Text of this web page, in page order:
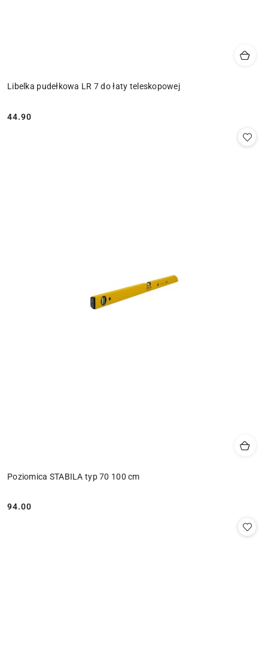
Libelka pudełkowa LR 7 do łaty teleskopowej
Cena:
44.90
Poziomica STABILA typ 70 100 cm
Cena:
94.00